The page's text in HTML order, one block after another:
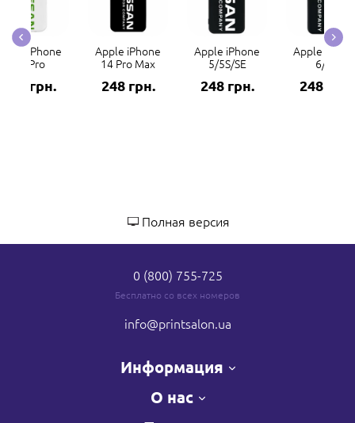
iPhone
14 Pro
248 грн.
Apple iPhone
14 Pro Max
248 грн.
Apple iPhone
5/5S/SE
248 грн.
Apple
6/6S
248 грн.
Полная версия
0 (800) 755-725
Бесплатно со всех номеров
info@printsalon.ua
Информация
О нас